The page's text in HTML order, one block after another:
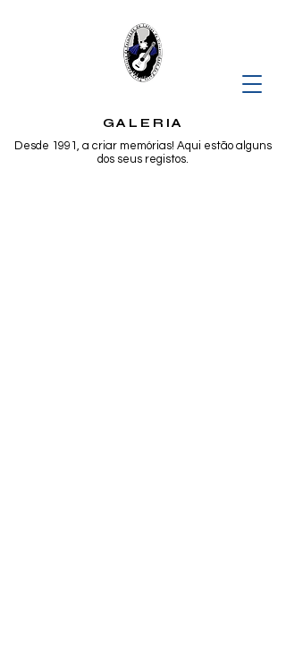
GALERIA
Desde 1991, a criar memórias! Aqui estão alguns
dos seus registos.